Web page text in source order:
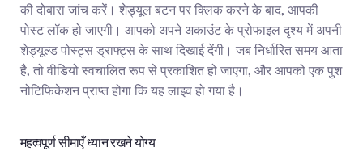
की दोबारा जांच करें। शेड्यूल बटन पर क्लिक करने के बाद, आपकी
पोस्ट लॉक हो जाएगी। आपको अपने अकाउंट के प्रोफाइल दृश्य में अपनी
शेड्यूल्ड पोस्ट्स ड्राफ्ट्स के साथ दिखाई देंगी। जब निर्धारित समय आता
है, तो वीडियो स्वचालित रूप से प्रकाशित हो जाएगा, और आपको एक पुश
नोटिफिकेशन प्राप्त होगा कि यह लाइव हो गया है।
महत्वपूर्ण सीमाएँ ध्यान रखने योग्य